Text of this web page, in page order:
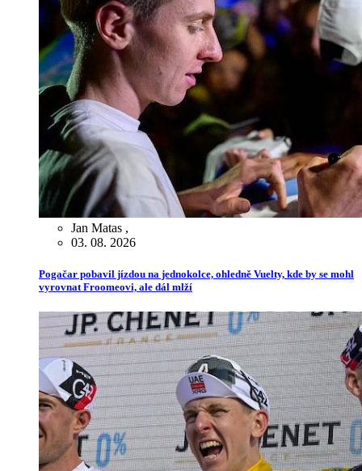
Jan Matas ,
03. 08. 2026
Pogačar pobavil jízdou na jednokolce, ohledně Vuelty, kde by se mohl
vyrovnat Froomeovi, ale dál mlží